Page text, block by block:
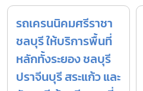
รถเครนนิคมศรีราชา
ชลบุรี ให้บริการพื้นที่
หลักทั้งระยอง ชลบุรี
ปราจีนบุรี สระแก้ว และ